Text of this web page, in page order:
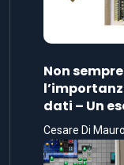
Non
dati – Un
Cesare Di Mauro